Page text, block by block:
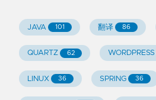
JAVA 101 翻译 86
QUARTZ 62 WORDPRESS
LINUX 36 SPRING 36